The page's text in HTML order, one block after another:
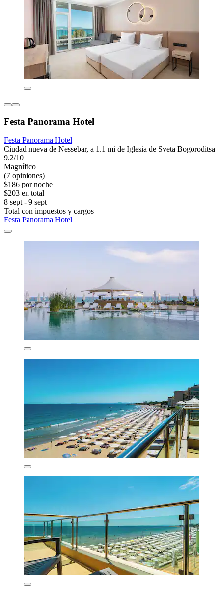
Festa Panorama Hotel
Festa Panorama Hotel
Ciudad nueva de Nessebar, a 1.1 mi de Iglesia de Sveta Bogoroditsa
9.2/10
Magnífico
(7 opiniones)
$186 por noche
$203 en total
8 sept - 9 sept
Total con impuestos y cargos
Festa Panorama Hotel